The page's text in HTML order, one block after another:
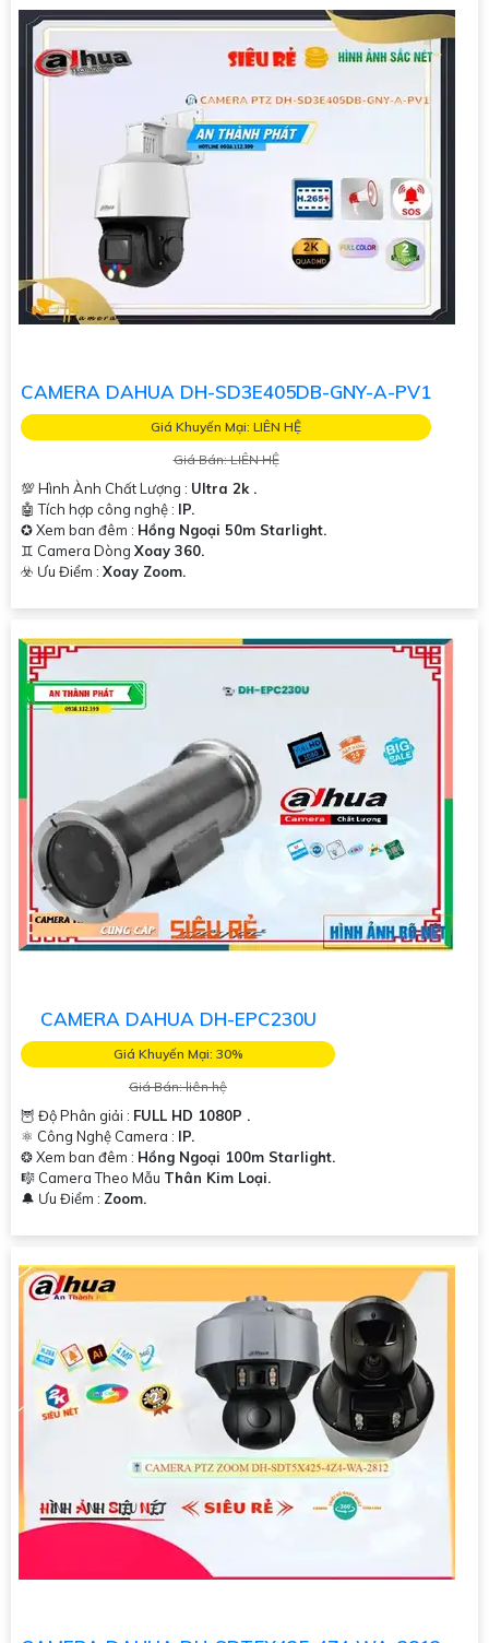
CAMERA DAHUA DH-SD3E405DB-GNY-A-PV1
Giá Khuyến Mại: LIÊN HỆ
Giá Bán: LIÊN HỆ
💯 Hình Ành Chất Lượng : Ultra 2k .
🤖️ Tích hợp công nghệ : IP.
✪ Xem ban đêm : Hồng Ngoại 50m Starlight.
♊ Camera Dòng Xoay 360.
️☣️ Ưu Điểm : Xoay Zoom.
CAMERA DAHUA DH-EPC230U
Giá Khuyến Mại: 30%
Giá Bán: liên hệ
🦉 Độ Phân giải : FULL HD 1080P .
⚛️ Công Nghệ Camera : IP.
❂ Xem ban đêm : Hồng Ngoại 100m Starlight.
🎼️ Camera Theo Mẫu Thân Kim Loại.
️🔔 Ưu Điểm : Zoom.